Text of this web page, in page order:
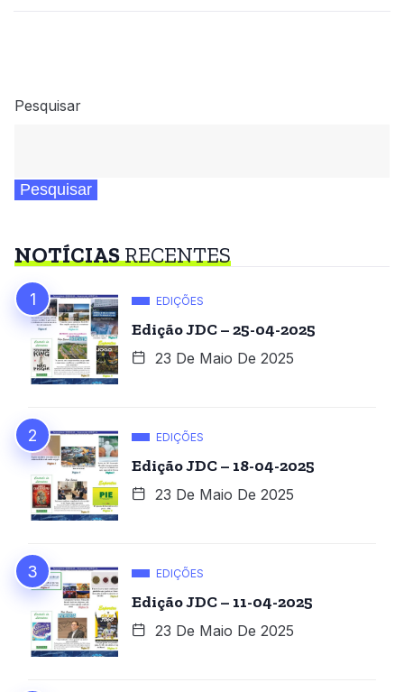
Pesquisar
Pesquisar
NOTÍCIASRECENTES
EDIÇÕES
Edição JDC – 25-04-2025
23 De Maio De 2025
EDIÇÕES
Edição JDC – 18-04-2025
23 De Maio De 2025
EDIÇÕES
Edição JDC – 11-04-2025
23 De Maio De 2025